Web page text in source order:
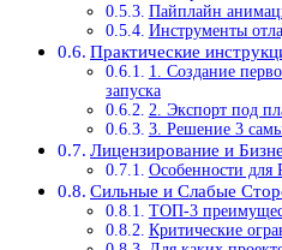
Пайплайн
Инструменты
Практические
1. Создание
запуска
2. Экспорт под
3. Решение 3
Лицензирование и
Особенности
Сильные и Слабые
ТОП-3
Критические